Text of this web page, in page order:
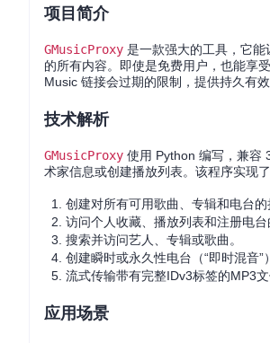
项目简介
GMusicProxy 是一款强大的工具，它
的所有内容。即使是免费用户，也能享
Music 链接会过期的限制，提供持久有
技术解析
GMusicProxy 使用 Python 编写，兼容
术家信息或创建播放列表。该程序实现
创建对所有可用歌曲、专辑和电台的
访问个人收藏、播放列表和注册电台
搜索并访问艺人、专辑或歌曲。
创建瞬时或永久性电台（“即时混音”
流式传输带有完整IDv3标签的MP3
应用场景